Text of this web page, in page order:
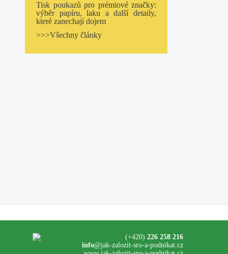
Tisk poukazů pro prémiové značky:
výběr papíru, laku a další detaily,
které zanechají dojem
>>>Všechny články
(+420) 226 258 216
info@jak-zalozit-sro-a-podnikat.cz